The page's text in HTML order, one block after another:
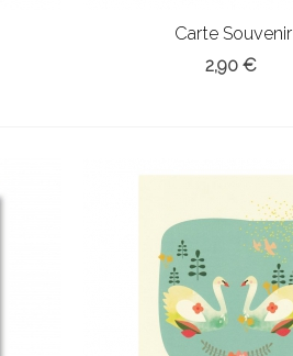
Carte Souvenir
2,90 €